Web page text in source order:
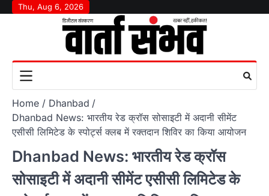
SkipThu, Aug 6, 2026
Home
Dhanbad
Dhanbad News: भारतीय रेड क्रॉस सोसाइटी में अदानी सीमेंट
एसीसी लिमिटेड के स्पोर्ट्स क्लब में रक्तदान शिविर का किया आयोजन
Dhanbad News: भारतीय रेड क्रॉस
सोसाइटी में अदानी सीमेंट एसीसी लिमिटेड के